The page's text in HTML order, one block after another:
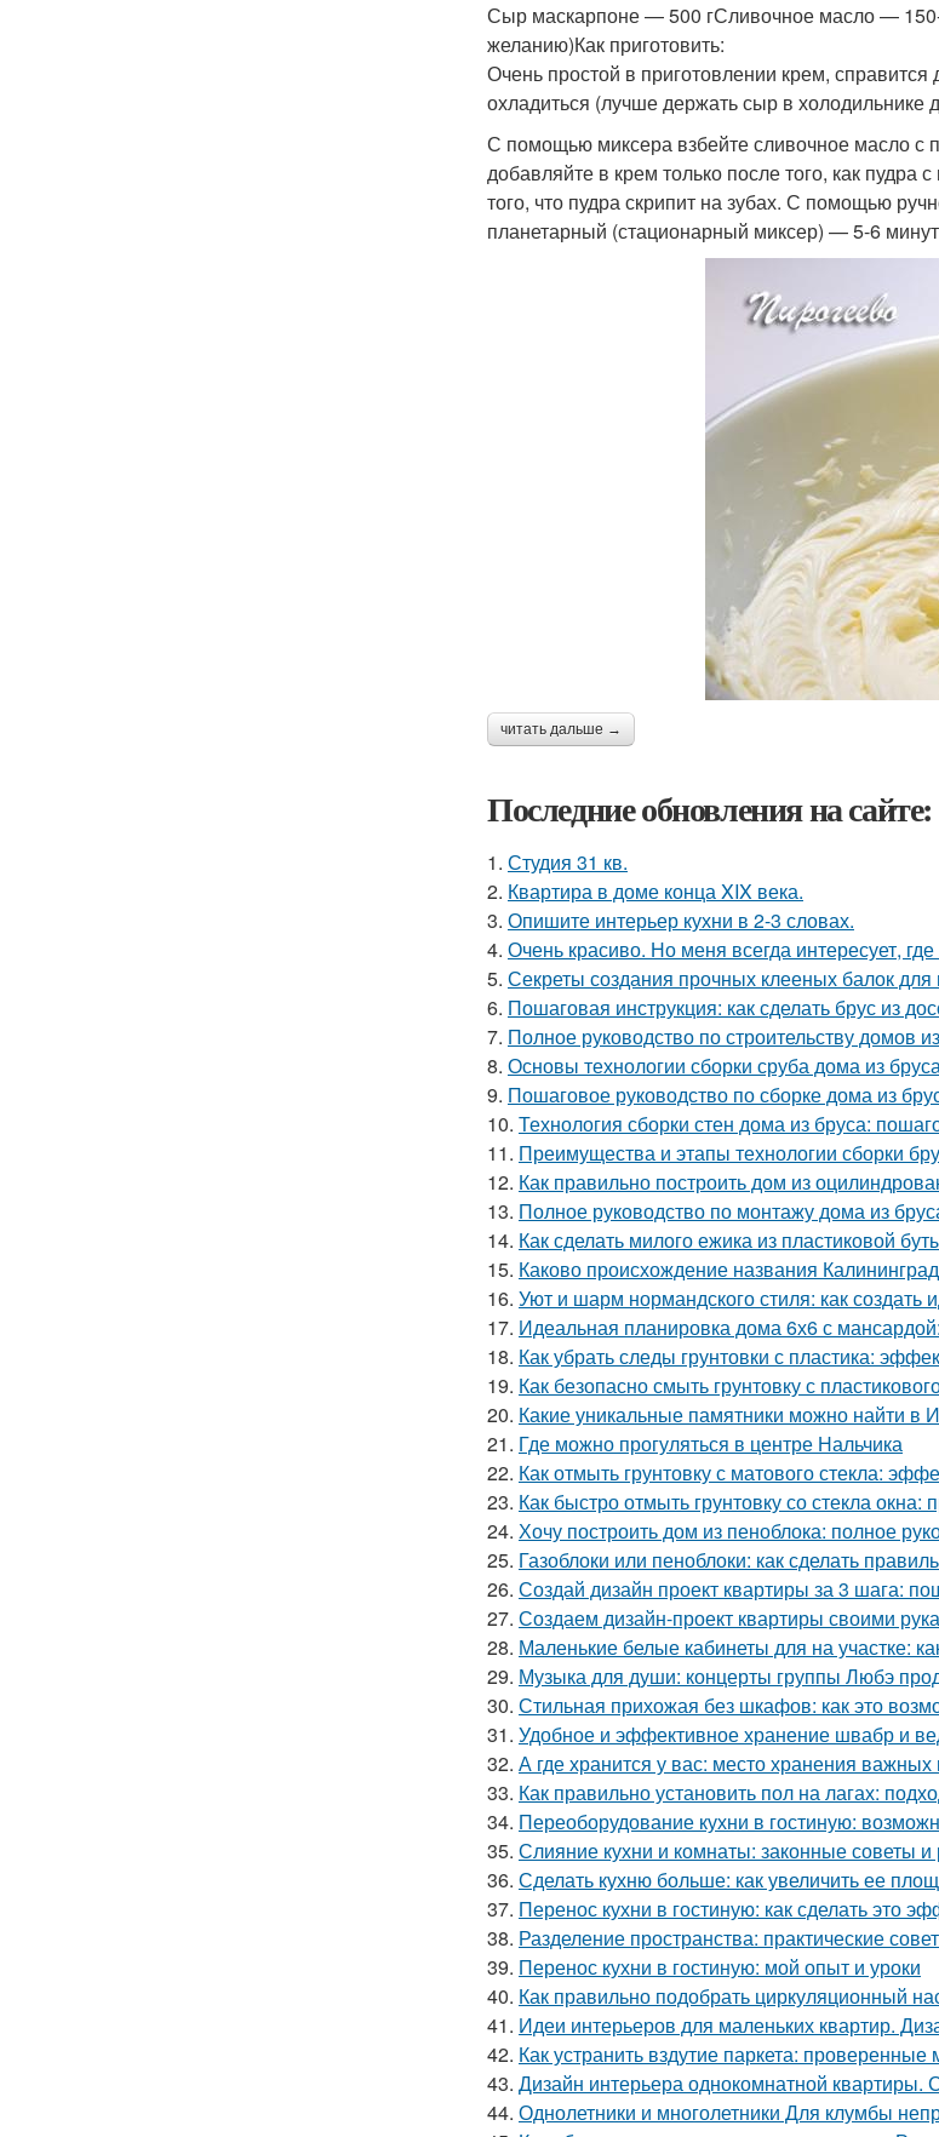
Сыр маскарпоне — 500 гСливочное масло —
желанию)Как приготовить:
Очень простой в приготовлении крем,
охладиться (лучше держать сыр в холодильнике
С помощью миксера взбейте сливочное масло с
добавляйте в крем только после того, как
того, что пудра скрипит на зубах. С помощью
планетарный (стационарный миксер) — 5-6
читать дальше →
Последние обновления на сайте:
1. Студия 31 кв.
2. Квартира в доме конца XIX века.
3. Опишите интерьер кухни в 2-3 словах.
4. Очень красиво. Но меня всегда интересует,
5. Секреты создания прочных клееных балок для
6. Пошаговая инструкция: как сделать брус из
7. Полное руководство по строительству домов
8. Основы технологии сборки сруба дома из
9. Пошаговое руководство по сборке дома из
10. Технология сборки стен дома из бруса:
11. Преимущества и этапы технологии сборки
12. Как правильно построить дом из
13. Полное руководство по монтажу дома из
14. Как сделать милого ежика из пластиковой
15. Каково происхождение названия Калининград
16. Уют и шарм нормандского стиля: как создать
17. Идеальная планировка дома 6х6 с
18. Как убрать следы грунтовки с пластика:
19. Как безопасно смыть грунтовку с
20. Какие уникальные памятники можно найти в
21. Где можно прогуляться в центре Нальчика
22. Как отмыть грунтовку с матового стекла:
23. Как быстро отмыть грунтовку со стекла
24. Хочу построить дом из пеноблока: полное
25. Газоблоки или пеноблоки: как сделать
26. Создай дизайн проект квартиры за 3 шага:
27. Создаем дизайн-проект квартиры своими
28. Маленькие белые кабинеты для на участке:
29. Музыка для души: концерты группы Любэ
30. Стильная прихожая без шкафов: как это
31. Удобное и эффективное хранение швабр и
32. А где хранится у вас: место хранения
33. Как правильно установить пол на лагах:
34. Переоборудование кухни в гостиную:
35. Слияние кухни и комнаты: законные советы
36. Сделать кухню больше: как увеличить ее
37. Перенос кухни в гостиную: как сделать это
38. Разделение пространства: практические
39. Перенос кухни в гостиную: мой опыт и уроки
40. Как правильно подобрать циркуляционный
41. Идеи интерьеров для маленьких квартир.
42. Как устранить вздутие паркета:
43. Дизайн интерьера однокомнатной квартиры.
44. Однолетники и многолетники Для клумбы